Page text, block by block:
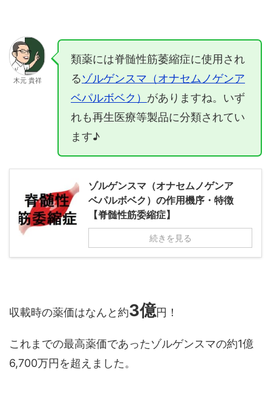
木元 貴祥
類薬には脊髄性筋萎縮症に使用され
るゾルゲンスマ（オナセムノゲンア
ベパルボベク） がありますね。いず
れも再生医療等製品に分類されてい
ます♪
ゾルゲンスマ（オナセムノゲンア
ベパルボベク）の作用機序・特徴
【脊髄性筋委縮症】
続きを見る
収載時の薬価はなんと約3億円！
これまでの最高薬価であったゾルゲンスマの約1億
6,700万円を超えました。